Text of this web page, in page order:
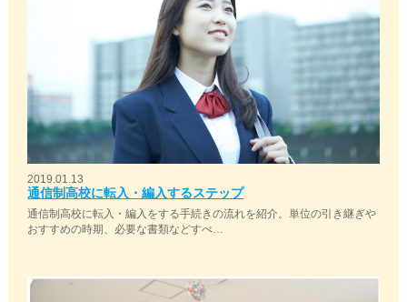
2019.01.13
通信制高校に転入・編入するステップ
通信制高校に転入・編入をする手続きの流れを紹介。単位の引き継ぎや
おすすめの時期、必要な書類などすべ…